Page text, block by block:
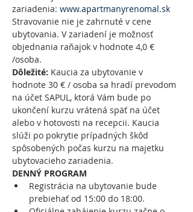
zariadenia: www.apartmanyrenomal.sk
Stravovanie nie je zahrnuté v cene
ubytovania. V zariadení je možnosť
objednania raňajok v hodnote 4,0 €
/osoba.
Dôležité: Kaucia za ubytovanie v
hodnote 30 € / osoba sa hradí prevodom
na účet SAPUL, ktorá Vám bude po
ukončení kurzu vrátená späť na účet
alebo v hotovosti na recepcii. Kaucia
slúži po pokrytie prípadných škôd
spôsobených počas kurzu na majetku
ubytovacieho zariadenia.
DENNÝ PROGRAM
Registrácia na ubytovanie bude